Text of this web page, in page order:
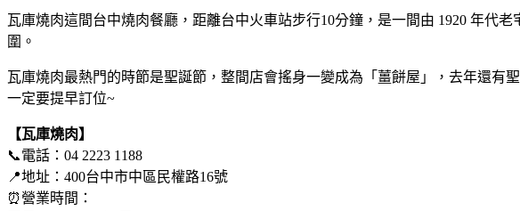
瓦庫燒肉這間台中燒肉餐廳，距離台中火車站步行10分鐘，是一間由 1920 年代
圍。
瓦庫燒肉最熱門的時節是聖誕節，整間店會搖身一變成為「薑餅屋」，去年還有
一定要提早訂位~
【瓦庫燒肉】
📞電話：04 2223 1188
📍地址：400台中市中區民權路16號
⏰營業時間：